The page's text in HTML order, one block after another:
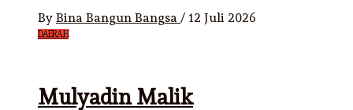
By Bina Bangun Bangsa / 12 Juli 2026
DAERAH
Mulyadin Malik